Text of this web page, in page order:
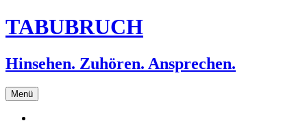
Zum
Inhalt
TABUBRUCH
Hinsehen. Zuhören. Ansprechen.
Menü